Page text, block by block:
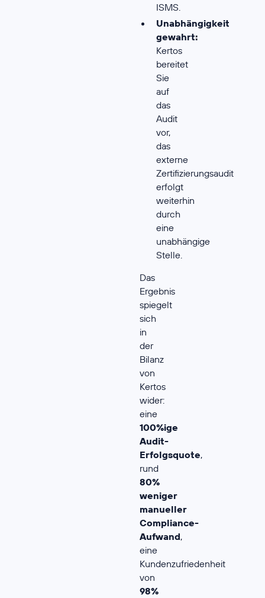
ISMS.
Unabhängigkeit
gewahrt:
Kertos
bereitet
Sie
auf
das
Audit
vor,
das
externe
Zertifizierungsaudit
erfolgt
weiterhin
durch
eine
unabhängige
Stelle.
Das
Ergebnis
spiegelt
sich
in
der
Bilanz
von
Kertos
wider:
eine
100%ige
Audit-
Erfolgsquote,
rund
80%
weniger
manueller
Compliance-
Aufwand,
eine
Kundenzufriedenheit
von
98%